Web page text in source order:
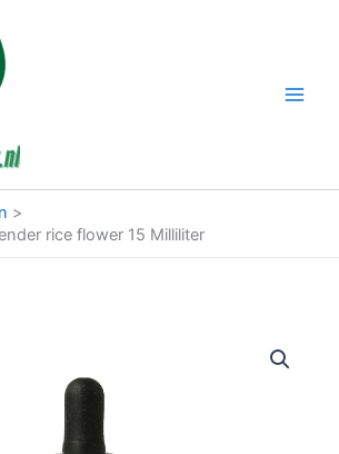
rice flower 15 Milliliter